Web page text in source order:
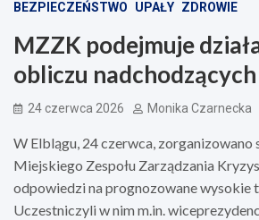
BEZPIECZEŃSTWO UPAŁY ZDROWIE
MZZK podejmuje
obliczu
24 czerwca 2026 Monika Czarnecka
W Elblągu, 24 czerwca, zorganizowano
Miejskiego Zespołu Zarządzania
odpowiedzi na prognozowane wysokie
Uczestniczyli w nim m.in.